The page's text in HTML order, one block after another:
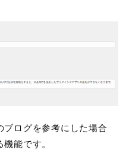
ブログを参考にした場合
能です。